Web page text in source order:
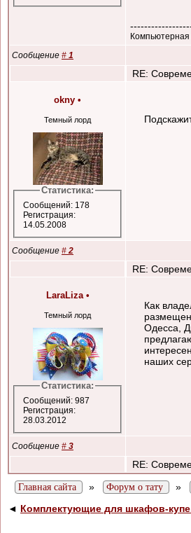
Сообщение # 1
RE:
okny •
Темный лорд
Статистика:
Сообщений: 178
Регистрация:
14.05.2008
Сообщение # 2
RE:
LaraLiza •
Темный лорд
Статистика:
Сообщений: 987
Регистрация:
28.03.2012
Как
Одесса,
наших
Сообщение # 3
RE:
Главная сайта » Форум о тату »
◄ Комплектующие для шкафов-